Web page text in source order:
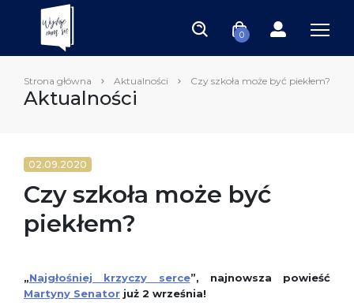
0
Strona główna Aktualności Czy szkoła może być piekłem?
Aktualności
02.09.2020
Czy szkoła może być
piekłem?
„Najgłośniej krzyczy serce”, najnowsza powieść
Martyny Senator już 2 września!